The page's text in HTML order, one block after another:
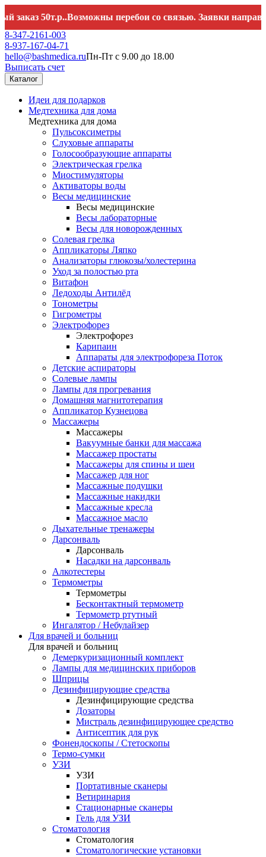
перебои со связью. Заявки направляйте на
8-347-2161-003
8-937-167-04-71
hello@bashmedica.ruПн-Пт с 9.00 до 18.00
Выписать счет
Каталог
Идеи для подарков
Медтехника для дома
Медтехника для дома
Пульсоксиметры
Слуховые аппараты
Голосообразующие аппараты
Электрическая грелка
Миостимуляторы
Активаторы воды
Весы медицинские
Весы медицинские
Весы лабораторные
Весы для новорожденных
Солевая грелка
Аппликаторы Ляпко
Анализаторы глюкозы/холестерина
Уход за полостью рта
Витафон
Ледоходы Антилёд
Тонометры
Гигрометры
Электрофорез
Электрофорез
Карипаин
Аппараты для электрофореза Поток
Детские аспираторы
Солевые лампы
Лампы для прогревания
Домашняя магнитотерапия
Аппликатор Кузнецова
Массажеры
Массажеры
Вакуумные банки для массажа
Массажер простаты
Массажеры для спины и шеи
Массажер для ног
Массажные подушки
Массажные накидки
Массажные кресла
Массажное масло
Дыхательные тренажеры
Дарсонваль
Дарсонваль
Насадки на дарсонваль
Алкотестеры
Термометры
Термометры
Бесконтактный термометр
Термометр ртутный
Ингалятор / Небулайзер
Для врачей и больниц
Для врачей и больниц
Демеркуризационный комплект
Лампы для медицинских приборов
Шприцы
Дезинфицирующие средства
Дезинфицирующие средства
Дозаторы
Мистраль дезинфицирующее средство
Антисептик для рук
Фонендоскопы / Стетоскопы
Термо-сумки
УЗИ
УЗИ
Портативные сканеры
Ветиринария
Стационарные сканеры
Гель для УЗИ
Стоматология
Стоматология
Стоматологические установки